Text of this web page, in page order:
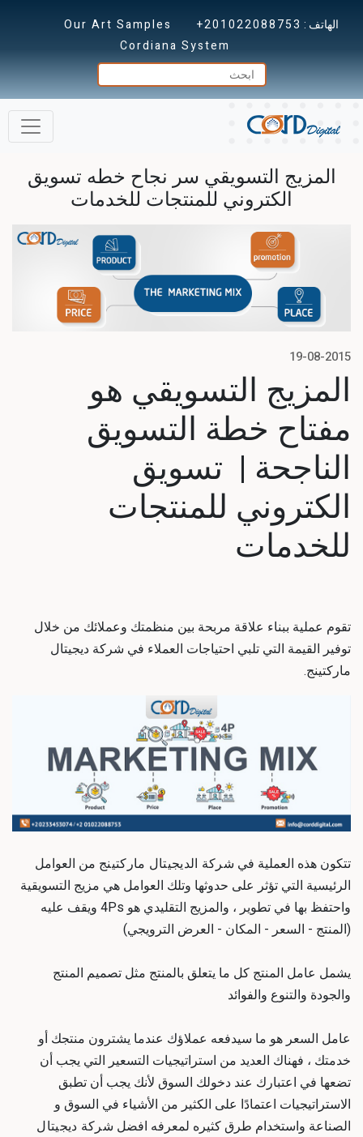
الهاتف : +201022088753
Our Art Samples
Cordiana System
المزيج التسويقي سر نجاح خطه تسويق
الكتروني للمنتجات للخدمات
19-08-2015
المزيج التسويقي هو
مفتاح خطة التسويق
الناجحة | تسويق
الكتروني للمنتجات
للخدمات
تقوم عملية ببناء علاقة مربحة بين منظمتك وعملائك من خلال
توفير القيمة التي تلبي احتياجات العملاء في شركة ديجيتال
ماركتينج.
تتكون هذه العملية في شركة الديجيتال ماركتينج من العوامل
الرئيسية التي تؤثر على حدوثها وتلك العوامل هي مزيج التسويقية
واحتفظ بها في تطوير ، والمزيج التقليدي هو 4Ps ويقف عليه
(المنتج - السعر - المكان - العرض الترويجي)
يشمل عامل المنتج كل ما يتعلق بالمنتج مثل تصميم المنتج
والجودة والتنوع والفوائد
عامل السعر هو ما سيدفعه عملاؤك عندما يشترون منتجك أو
خدمتك ، فهناك العديد من استراتيجيات التسعير التي يجب أن
تضعها في اعتبارك عند دخولك السوق لأنك يجب أن تطبق
الاستراتيجيات اعتمادًا على الكثير من الأشياء في السوق و
الصناعة واستخدام طرق كثيره لمعرفه افضل شركة ديجيتال